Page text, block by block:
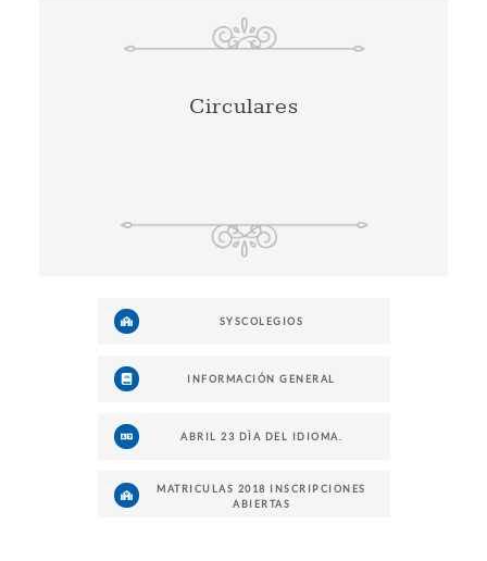
Circulares
SYSCOLEGIOS
INFORMACIÓN GENERAL
ABRIL 23 DÌA DEL IDIOMA.
MATRICULAS 2018 INSCRIPCIONES
ABIERTAS